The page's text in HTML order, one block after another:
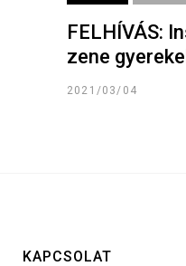
FELHÍVÁS:
zene
2021/03/04
KAPCSOLAT